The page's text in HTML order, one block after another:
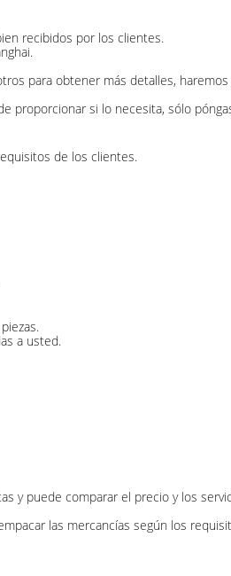
recibidos por los clientes.
para obtener más detalles,
proporcionar si lo necesita, sólo
de los clientes.
a usted.
y puede comparar el precio y los
las mercancías según los